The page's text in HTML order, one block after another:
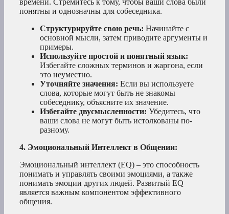
времени. Стремитесь к тому, чтобы ваши слова были
понятны и однозначны для собеседника.
Структурируйте свою речь: Начинайте с
основной мысли, затем приводите аргументы и
примеры.
Используйте простой и понятный язык:
Избегайте сложных терминов и жаргона, если
это неуместно.
Уточняйте значения: Если вы используете
слова, которые могут быть не знакомы
собеседнику, объясните их значение.
Избегайте двусмысленности: Убедитесь, что
ваши слова не могут быть истолкованы по-
разному.
4. Эмоциональный Интеллект в Общении:
Эмоциональный интеллект (EQ) – это способность
понимать и управлять своими эмоциями, а также
понимать эмоции других людей. Развитый EQ
является важным компонентом эффективного
общения.